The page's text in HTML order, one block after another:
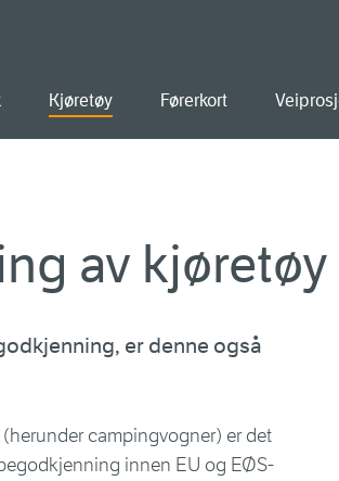
Kjøretøy Førerkort
av kjøretøy
er denne også
campingvogner) er det
innen EU og EØS-